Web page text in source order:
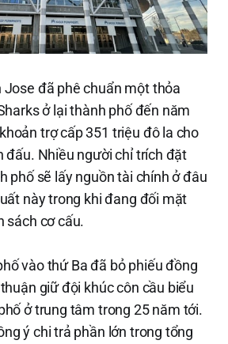
Jose đã phê chuẩn một thỏa
ở lại thành phố đến năm
trợ cấp 351 triệu đô la cho
đấu. Nhiều người chỉ trích đặt
phố sẽ lấy nguồn tài chính ở đâu
này trong khi đang đối mặt
sách cơ cấu.
vào thứ Ba đã bỏ phiếu đồng
giữ đội khúc côn cầu biểu
ở trung tâm trong 25 năm tới.
ý chi trả phần lớn trong tổng